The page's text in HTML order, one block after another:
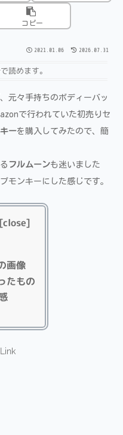
コピー
2021.01.06 2026.07.31
で読めます。
元々手持ちのボディーバッ
で行われていた初売りセ
ーを購入してみたので、簡
フルムーンも迷いました
モンキーにした感じです。
画像
たもの